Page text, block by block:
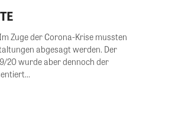
abgesagt werden. Der
20 wurde aber dennoch der